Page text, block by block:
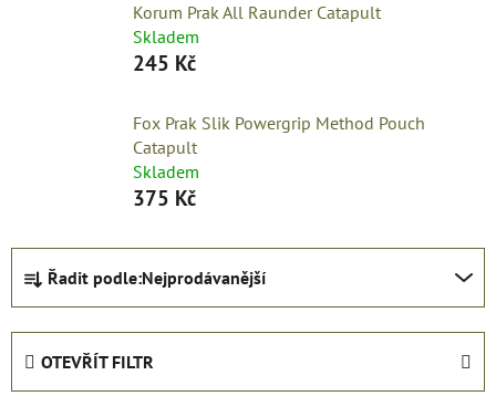
Korum Prak All Raunder Catapult
Skladem
245 Kč
Fox Prak Slik Powergrip Method Pouch
Catapult
Skladem
375 Kč
Ř
a
z
e
n
Řadit podle:Nejprodávanější
OTEVŘÍT FILTR